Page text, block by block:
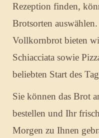
Rezeption finden,
Brotsorten
Vollkornbrot bieten
Schiacciata sowie
beliebten Start des
Sie können das Brot
bestellen und Ihr
Morgen zu Ihnen